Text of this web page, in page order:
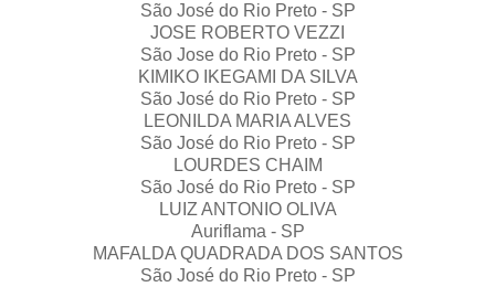
São José do Rio Preto - SP
JOSE ROBERTO VEZZI
São Jose do Rio Preto - SP
KIMIKO IKEGAMI DA SILVA
São José do Rio Preto - SP
LEONILDA MARIA ALVES
São José do Rio Preto - SP
LOURDES CHAIM
São José do Rio Preto - SP
LUIZ ANTONIO OLIVA
Auriflama - SP
MAFALDA QUADRADA DOS SANTOS
São José do Rio Preto - SP